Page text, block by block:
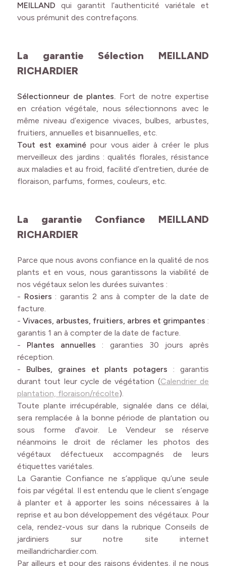
MEILLAND qui garantit l’authenticité variétale et
vous prémunit des contrefaçons.
La garantie Sélection MEILLAND
RICHARDIER
Sélectionneur de plantes. Fort de notre expertise
en création végétale, nous sélectionnons avec le
même niveau d’exigence vivaces, bulbes, arbustes,
fruitiers, annuelles et bisannuelles, etc.
Tout est examinépour vous aider à créer le plus
merveilleux des jardins : qualités florales, résistance
aux maladies et au froid, facilité d’entretien, durée de
floraison, parfums, formes, couleurs, etc.
La garantie Confiance MEILLAND
RICHARDIER
Parce que nous avons confiance en la qualité de nos
plants et en vous, nous garantissons la viabilité de
nos végétaux selon les durées suivantes :
- Rosiers : garantis 2 ans à compter de la date de
facture.
- Vivaces, arbustes, fruitiers, arbres et grimpantes :
garantis 1 an à compter de la date de facture.
- Plantes annuelles : garanties 30 jours après
réception.
- Bulbes, graines et plants potagers : garantis
durant tout leur cycle de végétation (Calendrier de
plantation, floraison/récolte).
Toute plante irrécupérable, signalée dans ce délai,
sera remplacée à la bonne période de plantation ou
sous forme d'avoir. Le Vendeur se réserve
néanmoins le droit de réclamer les photos des
végétaux défectueux accompagnés de leurs
étiquettes variétales.
La Garantie Confiance ne s’applique qu’une seule
fois par végétal. Il est entendu que le client s’engage
à planter et à apporter les soins nécessaires à la
reprise et au bon développement des végétaux. Pour
cela, rendez-vous sur dans la rubrique Conseils de
jardiniers sur notre site internet
meillandrichardier.com.
Par ailleurs et pour des raisons évidentes, il ne nous